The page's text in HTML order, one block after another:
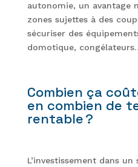
autonomie, un avantage
zones sujettes à des
sécuriser des
domotique,
Combien ça
en combien de
rentable ?
L’investissement dans